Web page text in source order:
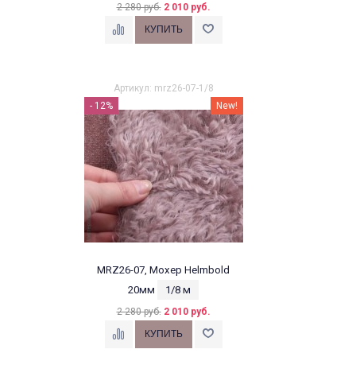
2 280 руб. 2 010 руб.
Артикул: mrz26-07-1/8
- 12%
New!
MRZ26-07, Мохер Helmbold
20мм
1/8 м
2 280 руб. 2 010 руб.